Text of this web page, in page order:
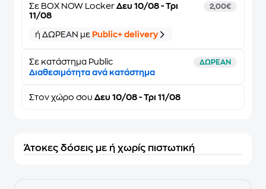
Σε BOX NOW Locker Δευ 10/08 - Τρι
11/08
2,00€
ή ΔΩΡΕΑΝ με Public+ delivery
Σε κατάστημα Public ΔΩΡΕΑΝ
Διαθεσιμότητα ανά κατάστημα
Στον χώρο σου Δευ 10/08 - Τρι 11/08
Άτοκες δόσεις με ή χωρίς πιστωτική